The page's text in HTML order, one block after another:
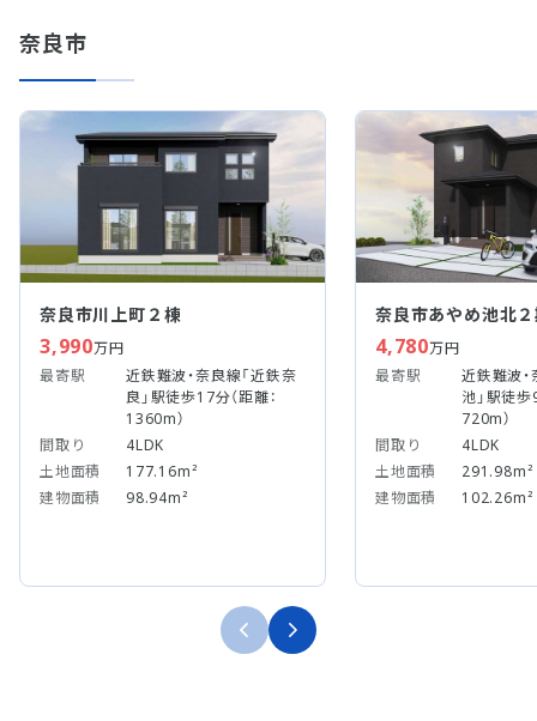
奈良市
奈良市川上町２棟
3,990万円
最寄駅
近鉄難波・奈良線「近鉄奈
良」駅徒歩17分（距離：
1360m）
間取り
4LDK
土地面積
177.16m²
建物面積
98.94m²
奈良市あやめ池北
4,780万円
最寄駅
近鉄難波・
池」駅徒歩
720m）
間取り
4LDK
土地面積
291.98m²
建物面積
102.26m²